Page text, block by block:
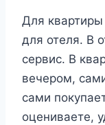
Для
для отеля. В
сервис. В
вечером,
сами
оцениваете,